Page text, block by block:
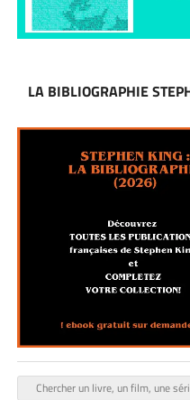
LA BIBLIOGRAPHIE